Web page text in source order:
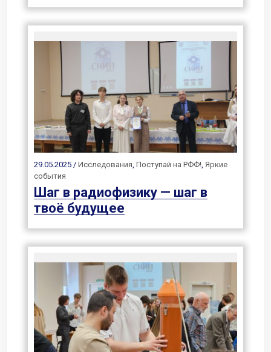
29.05.2025 / Исследования, Поступай на РФФ!, Яркие
события
Шаг в радиофизику — шаг в
твоё будущее